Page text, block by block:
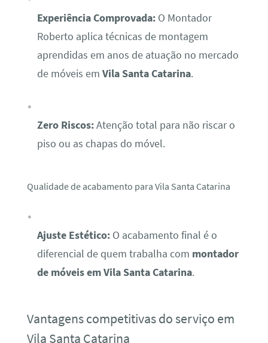
Experiência Comprovada:O Montador
Roberto aplica técnicas de montagem
aprendidas em anos de atuação no mercado
de móveis em Vila Santa Catarina.
Zero Riscos:Atenção total para não riscar o
piso ou as chapas do móvel.
Qualidade de acabamento para Vila Santa Catarina
Ajuste Estético:O acabamento final é o
diferencial de quem trabalha com montador
de móveis em Vila Santa Catarina.
Vantagens competitivas do serviço em
Vila Santa Catarina